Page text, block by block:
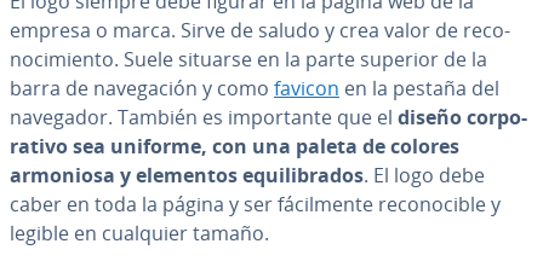
empresa o marca. Sirve de saludo y crea valor de re­co­
no­ci­mie­n­to. Suele situarse en la parte superior de la
barra de na­ve­ga­ción y como favicon en la pestaña del
navegador. También es im­po­r­ta­n­te que el diseño co­r­po­
ra­ti­vo sea uniforme, con una paleta de colores
armoniosa y elementos equi­li­bra­dos. El logo debe
caber en toda la página y ser fá­ci­l­me­n­te re­co­no­ci­ble y
legible en cualquier tamaño.